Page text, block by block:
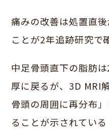
痛みの改善は処置直
ことが2年追跡研究で
中足骨頭直下の脂肪
厚に戻るが、3D MRI
骨頭の周囲に再分布
ることが示されている